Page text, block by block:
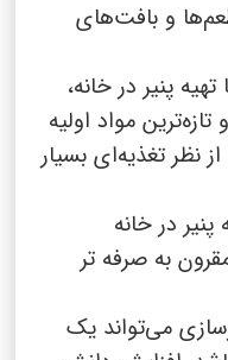
و بافت‌های
تهیه پنیر در خانه،
تازه‌ترین مواد اولیه
نظر تغذیه‌ای بسیار
پنیر در خانه
به صرفه تر
می‌تواند یک